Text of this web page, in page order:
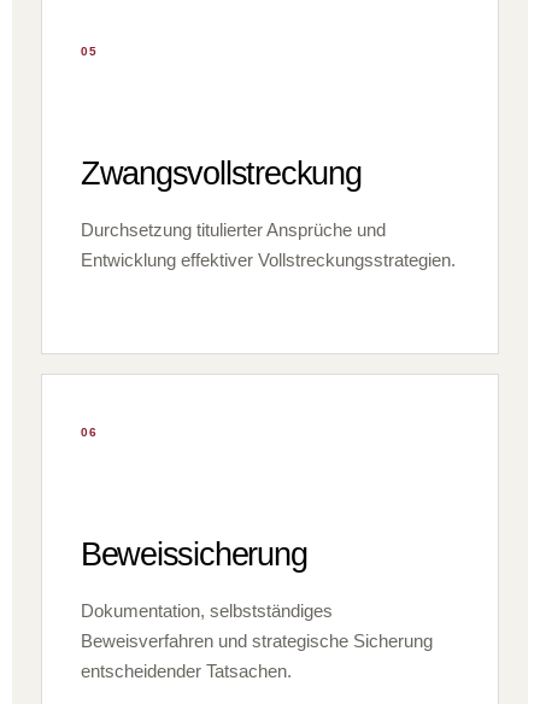
05
Zwangsvollstreckung
Durchsetzung titulierter Ansprüche und
Entwicklung effektiver Vollstreckungsstrategien.
06
Beweissicherung
Dokumentation, selbstständiges
Beweisverfahren und strategische Sicherung
entscheidender Tatsachen.